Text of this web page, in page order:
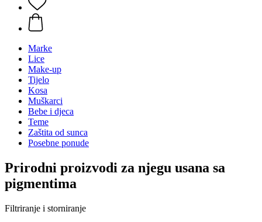
Marke
Lice
Make-up
Tijelo
Kosa
Muškarci
Bebe i djeca
Teme
Zaštita od sunca
Posebne ponude
Prirodni proizvodi za njegu usana sa
pigmentima
Filtriranje i storniranje